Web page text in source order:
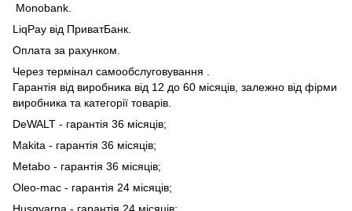
Monobank.
LiqPay від ПриватБанк.
Оплата за рахунком.
Через термінал самообслуговування .
Гарантія від виробника від 12 до 60 місяців, залежно від фірми
виробника та категорії товарів.
DeWALT - гарантія 36 місяців;
Makita - гарантія 36 місяців;
Metabo - гарантія 36 місяців;
Oleo-mac - гарантія 24 місяців;
Husqvarna - гарантія 24 місяців;